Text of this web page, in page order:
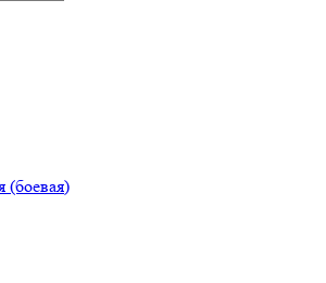
(боевая)